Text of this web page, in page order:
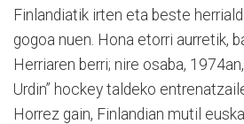
Finlandiatik irten eta beste
gogoa nuen. Hona etorri aurretik,
Herriaren berri; nire osaba,
Urdin” hockey taldeko
Horrez gain, Finlandian mutil